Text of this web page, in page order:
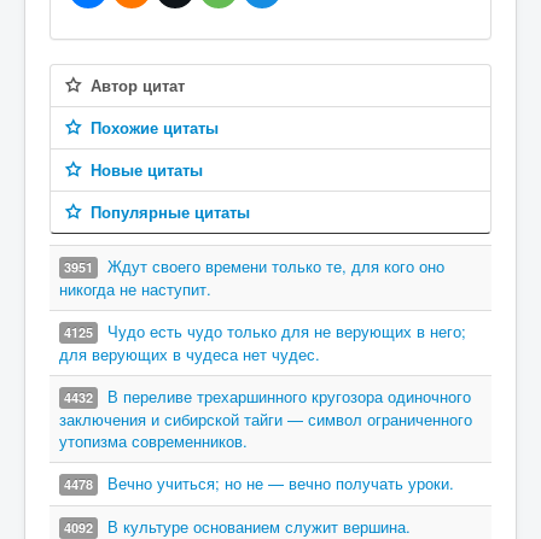
Автор цитат
Похожие цитаты
Новые цитаты
Популярные цитаты
3951
Ждут своего времени только те, для кого оно
никогда не наступит.
4125
Чудо есть чудо только для не верующих в него;
для верующих в чудеса нет чудес.
4432
В переливе трехаршинного кругозора одиночного
заключения и сибирской тайги — символ ограниченного
утопизма современников.
4478 Вечно учиться; но не — вечно получать уроки.
4092 В культуре основанием служит вершина.